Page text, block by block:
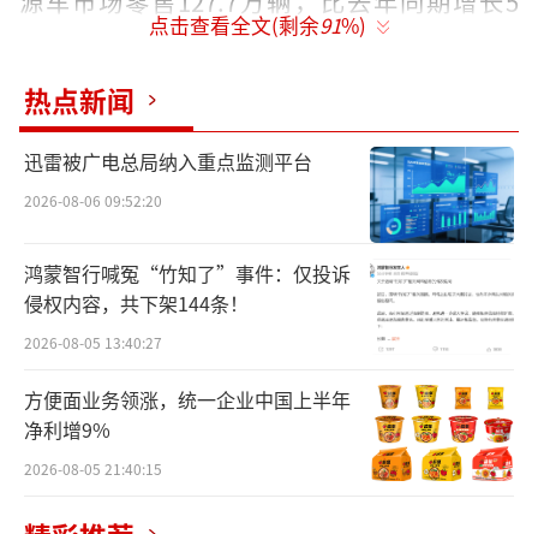
2%，较上月同期增长7%，今年以来累计零售9
新能源市场需求持续增长，各大车企都想
要“分一杯羹”，为了招揽用户，各大品牌加
入降价策略，2024年新能源价格战进入白热化
车企通知经销商自行降本
新能源车企一面降价，一面希望维持利润空
间，将损失的利润转嫁给供应链。近日，网传
的一封比亚迪邮件引发业内关注。比亚迪执行
副总裁何志奇在此邮件中表示，希望供应商积
点击查看全文(剩余91%)
热点新闻
迅雷被广电总局纳入重点监测平台
2026-08-06 09:52:20
鸿蒙智行喊冤“竹知了”事件：仅投诉
侵权内容，共下架144条！
2026-08-05 13:40:27
方便面业务领涨，统一企业中国上半年
净利增9%
2026-08-05 21:40:15